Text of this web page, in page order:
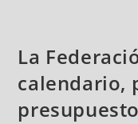
La
calendario,